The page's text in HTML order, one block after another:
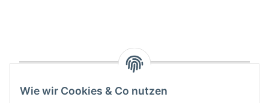
Artikel 21 - 40 von 69
Seite2
Wie wir Cookies & Co nutzen